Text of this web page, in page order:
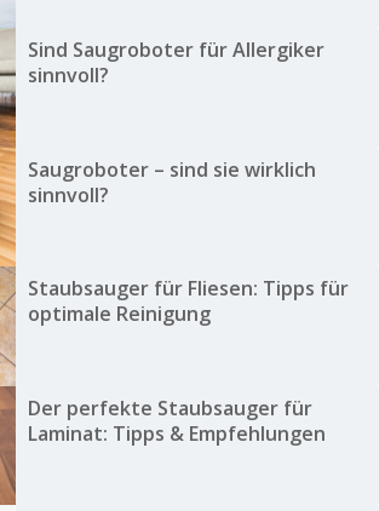
Sind Saugroboter für Allergiker
sinnvoll?
Saugroboter – sind sie wirklich
sinnvoll?
Staubsauger für Fliesen: Tipps für
optimale Reinigung
Der perfekte Staubsauger für
Laminat: Tipps & Empfehlungen